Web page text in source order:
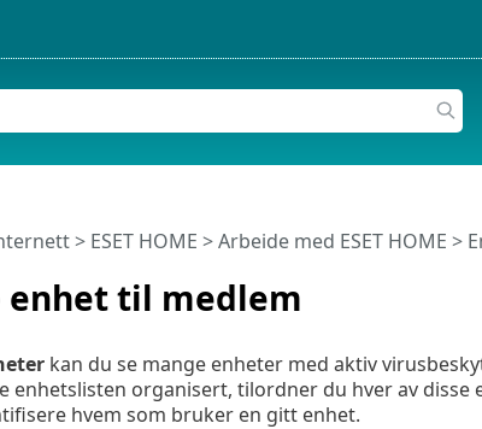
enhet til medlem
> ESET HOME >Arbeide med ESET HOME >
kan du se mange enheter med aktiv
enhetslisten organisert, tilordner du hver av
hvem som bruker en gitt enhet.